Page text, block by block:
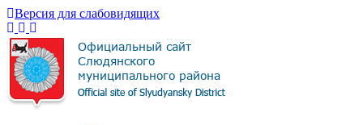
Версия для слабовидящих